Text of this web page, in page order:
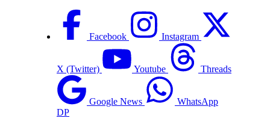
Facebook Instagram
X (Twitter) Youtube Threads
Google News
WhatsApp
DP